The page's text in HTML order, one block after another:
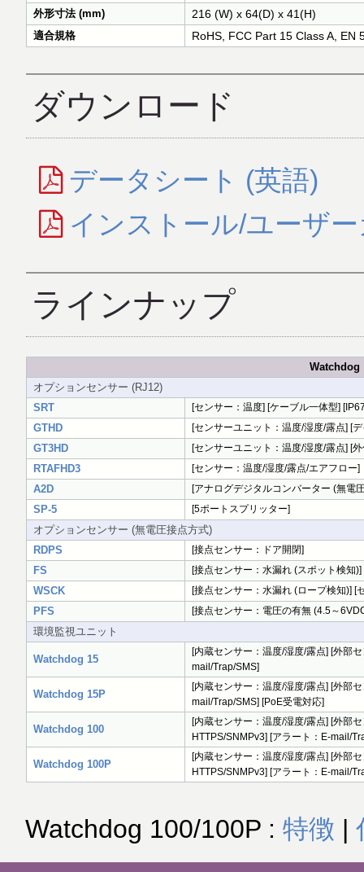
外形寸法 (mm) 216 (W) x 64(D) x 41(H)
適合規格 RoHS, FCC Part 15 Class A, EN
ダウンロード
データシート (英語)
インストール/ユーザ
ラインナップ
Watchdog
オプションセンサー (RJ12)
SRT
[センサー：温度] [ケーブル一体型]
GTHD [センサーユニット：温度/湿度/露点] [
GT3HD [センサーユニット：温度/湿度/露点] [
RTAFHD3 [センサー：温度/湿度/露点/エアフロー]
A2D [アナログデジタルコンバーター (無電
SP-5 [5ポートスプリッター]
オプションセンサー (無電圧接点方式)
RDPS
[接点センサー：ドア開閉]
FS [接点センサー：水漏れ (スポット検知)]
WSCK [接点センサー：水漏れ (ロープ検知)] [
PFS [接点センサー：電圧の有無 (4.5～
環境監視ユニット
Watchdog 15
[内蔵センサー：温度/湿度/露点] [外部
mail/Trap/SMS]
Watchdog 15P
[内蔵センサー：温度/湿度/露点] [外部
mail/Trap/SMS] [PoE受電対応]
Watchdog 100
[内蔵センサー：温度/湿度/露点] [外部
HTTPS/SNMPv3] [アラート：E-mail/
Watchdog 100P
[内蔵センサー：温度/湿度/露点] [外部
HTTPS/SNMPv3] [アラート：E-mail/
Watchdog 100/100P : 特徴 |